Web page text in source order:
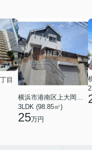
目
横浜市港南区上大岡東２丁目
3LDK (98.85㎡)
25万円